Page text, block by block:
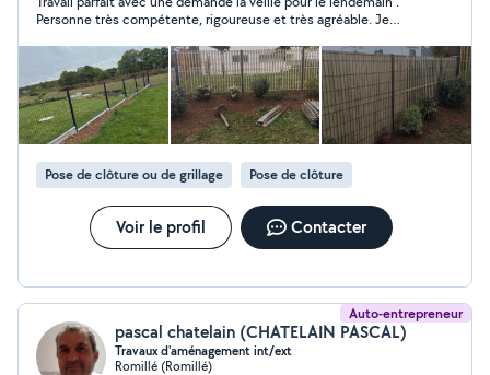
Personne très compétente, rigoureuse et très agréable. Je
Pose de clôture ou de grillage Pose de clôture
Voir le profil Contacter
Auto-entrepreneur
pascal chatelain (CHATELAIN PASCAL)
Travaux d'aménagement int/ext
Romillé (Romillé)